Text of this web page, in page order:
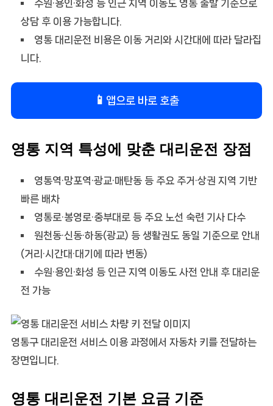
수원·용인·화성 등 인근 지역 이동도 영통 출발 기준으로
상담 후 이용 가능합니다.
영통 대리운전 비용은 이동 거리와 시간대에 따라 달라집
니다.
📱 앱으로 바로 호출
영통 지역 특성에 맞춘 대리운전 장점
영통역·망포역·광교·매탄동 등 주요 주거·상권 지역 기반
빠른 배차
영통로·봉영로·중부대로 등 주요 노선 숙련 기사 다수
원천동·신동·하동(광교) 등 생활권도 동일 기준으로 안내
(거리·시간대·대기에 따라 변동)
수원·용인·화성 등 인근 지역 이동도 사전 안내 후 대리운
전 가능
영통구 대리운전 서비스 이용 과정에서 자동차 키를 전달하는
장면입니다.
영통 대리운전 기본 요금 기준